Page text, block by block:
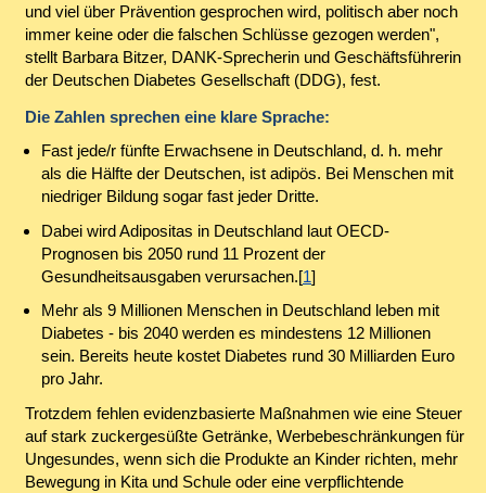
und viel über Prävention gesprochen wird, politisch aber noch
immer keine oder die falschen Schlüsse gezogen werden",
stellt Barbara Bitzer, DANK-Sprecherin und Geschäftsführerin
der Deutschen Diabetes Gesellschaft (DDG), fest.
Die Zahlen sprechen eine klare Sprache:
Fast jede/r fünfte Erwachsene in Deutschland, d. h. mehr
als die Hälfte der Deutschen, ist adipös. Bei Menschen mit
niedriger Bildung sogar fast jeder Dritte.
Dabei wird Adipositas in Deutschland laut OECD-
Prognosen bis 2050 rund 11 Prozent der
Gesundheitsausgaben verursachen.[1]
Mehr als 9 Millionen Menschen in Deutschland leben mit
Diabetes - bis 2040 werden es mindestens 12 Millionen
sein. Bereits heute kostet Diabetes rund 30 Milliarden Euro
pro Jahr.
Trotzdem fehlen evidenzbasierte Maßnahmen wie eine Steuer
auf stark zuckergesüßte Getränke, Werbebeschränkungen für
Ungesundes, wenn sich die Produkte an Kinder richten, mehr
Bewegung in Kita und Schule oder eine verpflichtende